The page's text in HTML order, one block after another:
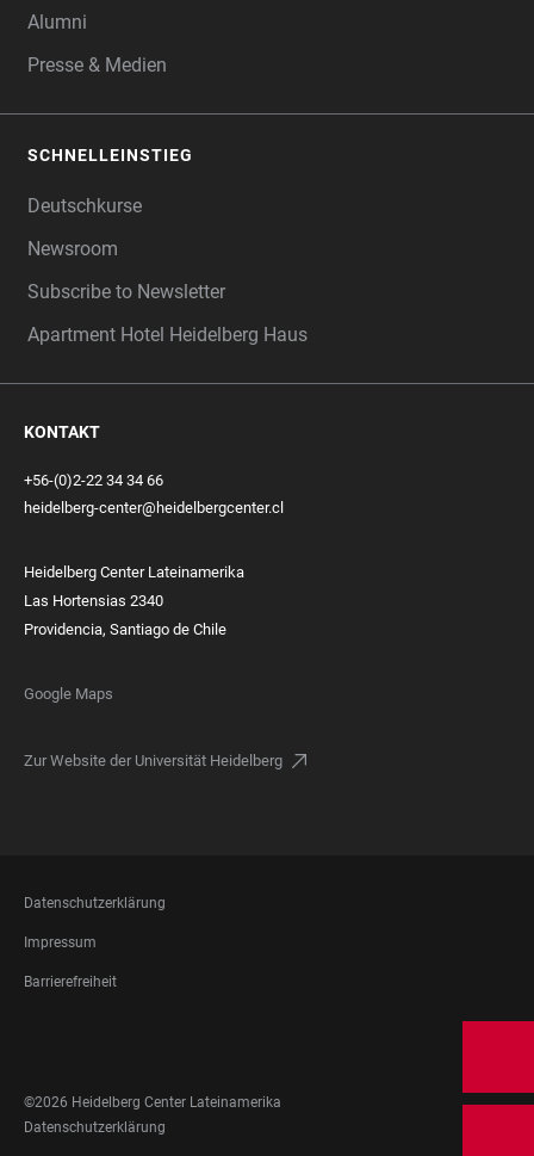
Alumni
Presse & Medien
SCHNELLEINSTIEG
Deutschkurse
Newsroom
Subscribe to Newsletter
Apartment Hotel Heidelberg Haus
KONTAKT
+56-(0)2-22 34 34 66
heidelberg-center@heidelbergcenter.cl
Heidelberg Center Lateinamerika
Las Hortensias 2340
Providencia, Santiago de Chile
Google Maps
Zur Website der Universität Heidelberg
FOOTER
LEGAL
Datenschutzerklärung
Impressum
Barrierefreiheit
MEDIA
©2026 Heidelberg Center Lateinamerika
FOOTER
Datenschutzerklärung